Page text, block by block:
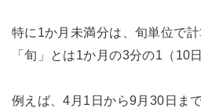
特に1か月未満分は、旬単位で
「旬」とは1か月の3分の1（10
例えば、4月1日から9月30日ま